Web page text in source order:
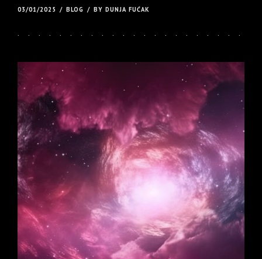
03/01/2025 BLOG BY DUNJA FUĆAK